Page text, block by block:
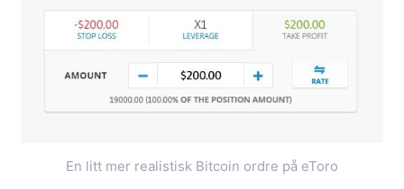
En litt mer realistisk Bitcoin ordre på eToro